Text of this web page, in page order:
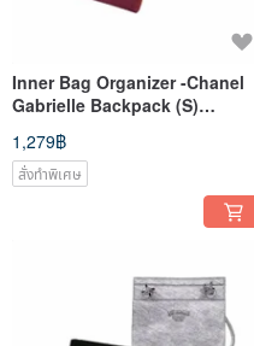
Inner Bag Organizer -Chanel
Gabrielle Backpack (S)
Version 1
1,279฿
สั่งทำพิเศษ